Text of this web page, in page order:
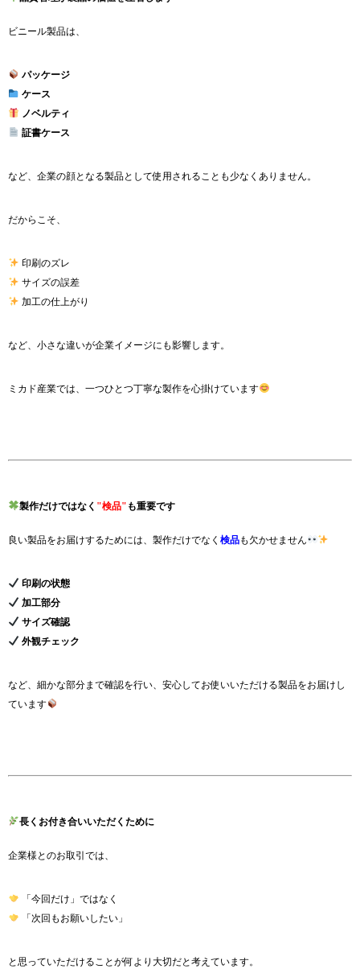
ビニール製品は、
パッケージ
ケース
ノベルティ
証書ケース
など、企業の顔となる製品として使用されることも少なくありません。
だからこそ、
印刷のズレ
サイズの誤差
加工の仕上がり
など、小さな違いが企業イメージにも影響します。
ミカド産業では、一つひとつ丁寧な製作を心掛けています
製作だけではなく "検品" も重要です
良い製品をお届けするためには、製作だけでなく 検品も欠かせません
印刷の状態
加工部分
サイズ確認
外観チェック
など、細かな部分まで確認を行い、安心してお使いいただける製品をお届けし
ています
長くお付き合いいただくために
企業様とのお取引では、
「今回だけ」ではなく
「次回もお願いしたい」
と思っていただけることが何より大切だと考えています。